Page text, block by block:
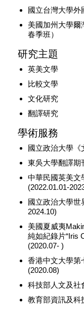
國立台灣大學外
美國加州大學爾
春季班）
研究主題
英美文學
比較文學
文化研究
翻譯研究
學術服務
國立政治大學《
東吳大學翻譯期
中華民國英美文
(2022.01.01-
國立政治大學世
2024.10)
美國夏威夷
純如紀錄片“Iris
(2020.07- )
香港中文大學第
(2020.08)
科技部人文及社
教育部資訊及科